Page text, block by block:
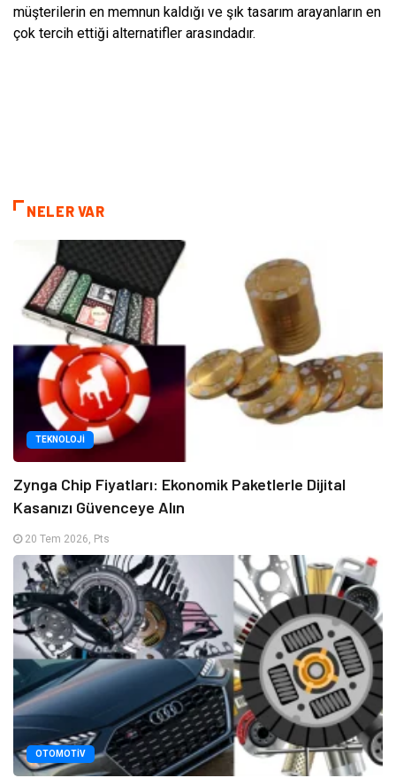
müşterilerin en memnun kaldığı ve şık tasarım arayanların en
çok tercih ettiği alternatifler arasındadır.
NELER VAR
TEKNOLOJI
Zynga Chip Fiyatları: Ekonomik Paketlerle Dijital
Kasanızı Güvenceye Alın
20 Tem 2026, Pts
OTOMOTIV